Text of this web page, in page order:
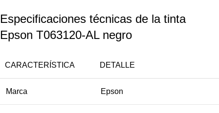
Especificaciones técnicas de la tinta
Epson T063120-AL negro
CARACTERÍSTICA DETALLE
Marca Epson